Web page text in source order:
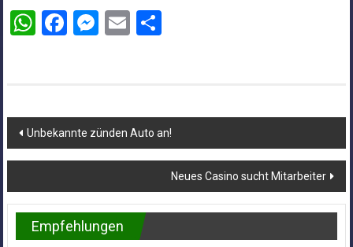
WhatsApp
Facebook
Messenger
EmailTeilen
Beitragsnavigation
Unbekannte zünden Auto an!
Neues Casino sucht Mitarbeiter
Empfehlungen